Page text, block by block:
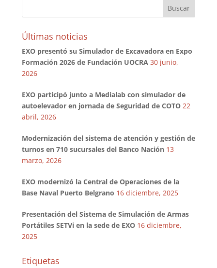
Últimas noticias
EXO presentó su Simulador de Excavadora en Expo
Formación 2026 de Fundación UOCRA 30 junio,
2026
EXO participó junto a Medialab con simulador de
autoelevador en jornada de Seguridad de COTO 22
abril, 2026
Modernización del sistema de atención y gestión de
turnos en 710 sucursales del Banco Nación 13
marzo, 2026
EXO modernizó la Central de Operaciones de la
Base Naval Puerto Belgrano 16 diciembre, 2025
Presentación del Sistema de Simulación de Armas
Portátiles SETVi en la sede de EXO 16 diciembre,
2025
Etiquetas